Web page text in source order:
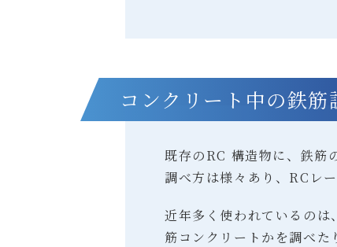
コンクリート中の鉄筋
既存のRC 構造物に、鉄筋
調べ方は様々あり、RCレ
近年多く使われているの
筋コンクリートかを調べた